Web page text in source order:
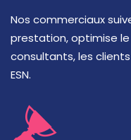
Nos commerciaux
prestation, optimise
consultants, les
ESN.